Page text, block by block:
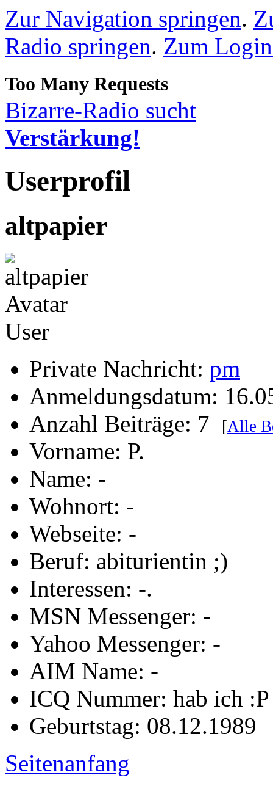
Zur Navigation springen.
Radio springen. Zum
Bizarre-Radio sucht
Verstärkung!
Userprofil
altpapier
User
Private Nachricht: pm
Anmeldungsdatum:
Anzahl Beiträge: 7
[Alle
Vorname: P.
Name: -
Wohnort: -
Webseite: -
Beruf: abiturientin ;)
Interessen: -.
MSN Messenger: -
Yahoo Messenger: -
AIM Name: -
ICQ Nummer: hab ich :P
Geburtstag: 08.12.1989
Seitenanfang